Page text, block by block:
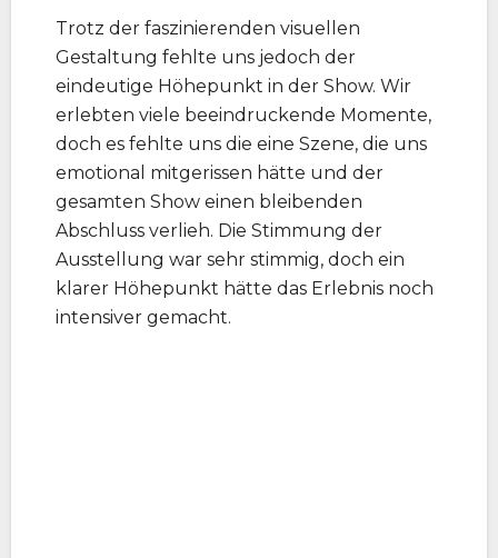
Trotz der faszinierenden visuellen
Gestaltung fehlte uns jedoch der
eindeutige Höhepunkt in der Show. Wir
erlebten viele beeindruckende Momente,
doch es fehlte uns die eine Szene, die uns
emotional mitgerissen hätte und der
gesamten Show einen bleibenden
Abschluss verlieh. Die Stimmung der
Ausstellung war sehr stimmig, doch ein
klarer Höhepunkt hätte das Erlebnis noch
intensiver gemacht.